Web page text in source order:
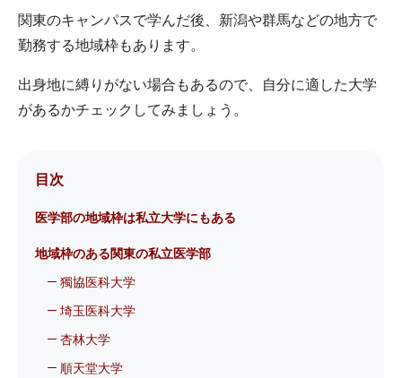
関東のキャンパスで学んだ後、新潟や群馬などの地方で
勤務する地域枠もあります。
出身地に縛りがない場合もあるので、自分に適した大学
があるかチェックしてみましょう。
目次
医学部の地域枠は私立大学にもある
地域枠のある関東の私立医学部
獨協医科大学
埼玉医科大学
杏林大学
順天堂大学